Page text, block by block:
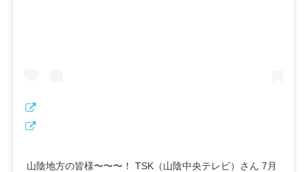
山陰地方の皆様〜〜〜！ TSK（山陰中央テレビ）さん 7月